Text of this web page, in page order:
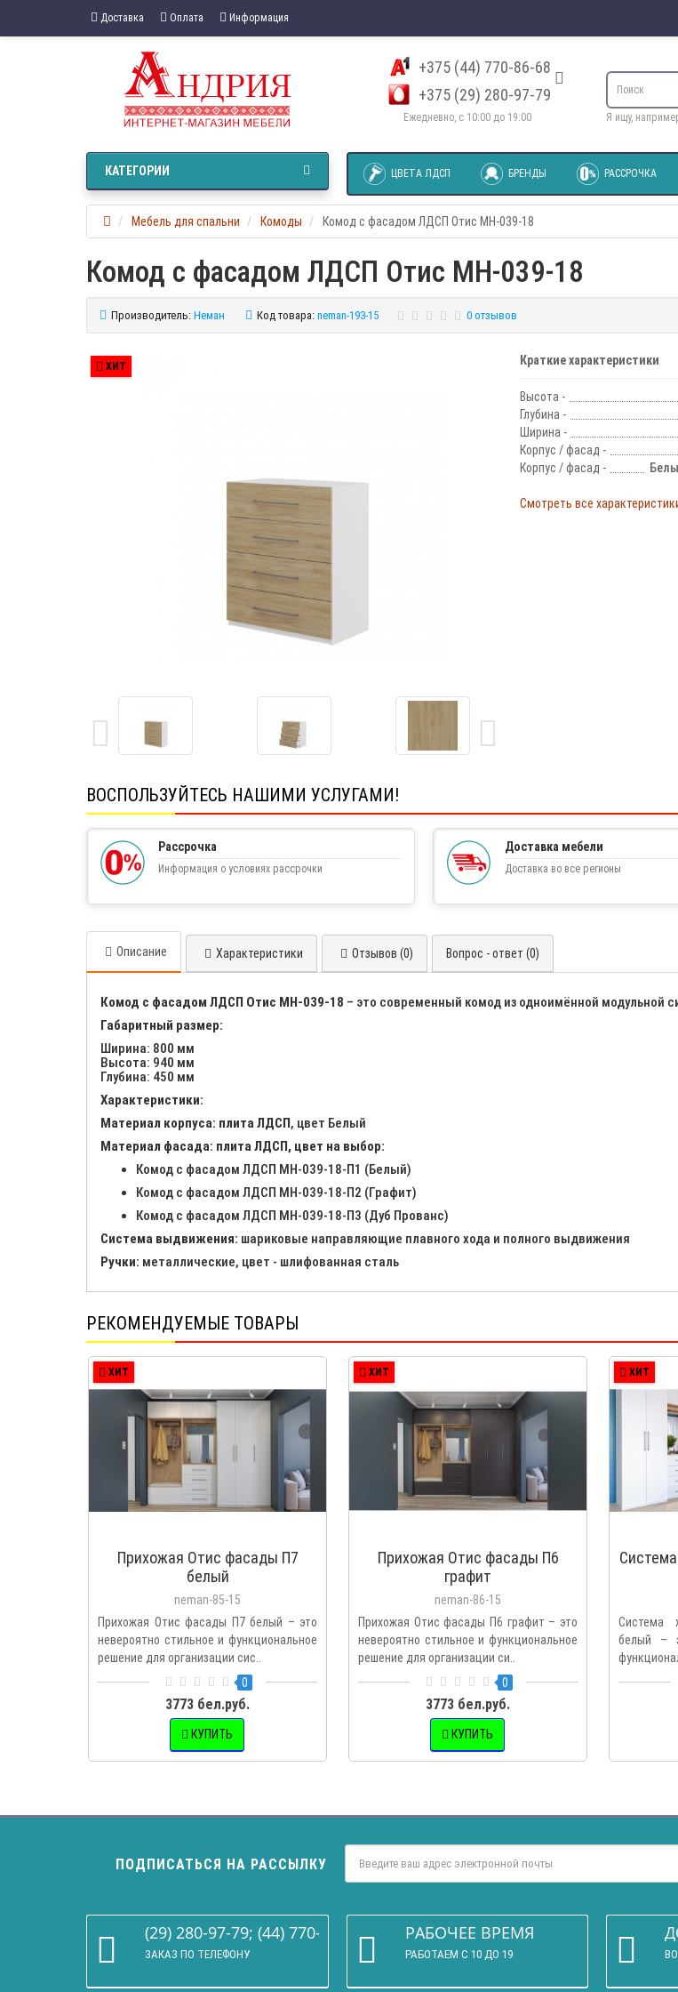
Доставка Оплата Информация
+375 (44) 770-86-68
+375 (29) 280-97-79
Ежедневно, с 10:00 до 19:00 Я ищу,
ЦВЕТА ЛДСП БРЕНДЫ РАССРОЧКА
КАТЕГОРИИ
Мебель для спальни Комоды Комод с фасадом ЛДСП Отис МН-039-18
Комод с фасадом ЛДСП Отис МН-039-18
Производитель: Неман Код товара: neman-193-15 0 отзывов
ХИТ Краткие характеристики
Высота -
Глубина -
Ширина -
Корпус / фасад -
Корпус / фасад -
Смотреть все
ВОСПОЛЬЗУЙТЕСЬ НАШИМИ УСЛУГАМИ!
Рассрочка
Информация о условиях рассрочки
Доставка мебели
Доставка во все регионы
Описание Характеристики Отзывов (0) Вопрос - ответ (0)
Комод с фасадом ЛДСП Отис МН-039-18 – это современный комод из одноимённой
Габаритный размер:
Ширина: 800 мм
Высота: 940 мм
Глубина: 450 мм
Характеристики:
Материал корпуса: плита ЛДСП, цвет Белый
Материал фасада: плита ЛДСП, цвет на выбор:
Комод с фасадом ЛДСП МН-039-18-П1 (Белый)
Комод с фасадом ЛДСП МН-039-18-П2 (Графит)
Комод с фасадом ЛДСП МН-039-18-П3 (Дуб Прованс)
Система выдвижения: шариковые направляющие плавного хода и полного выдвижения
Ручки: металлические, цвет - шлифованная сталь
РЕКОМЕНДУЕМЫЕ ТОВАРЫ
ХИТ
Прихожая Отис фасады П7
белый
neman-85-15
Прихожая Отис фасады П7 белый – это
невероятно стильное и функциональное
решение для организации сис..
0
3773 бел.руб.
КУПИТЬ
ХИТ
Прихожая Отис фасады П6
графит
neman-86-15
Прихожая Отис фасады П6 графит – это
невероятно стильное и функциональное
решение для организации си..
0
3773 бел.руб.
КУПИТЬ
ХИТ
Система
белый –
ПОДПИСАТЬСЯ НА РАССЫЛКУ
(29) 280-97-79; (44) 770-86-68
ЗАКАЗ ПО ТЕЛЕФОНУ
РАБОЧЕЕ ВРЕМЯ
РАБОТАЕМ С 10 ДО 19